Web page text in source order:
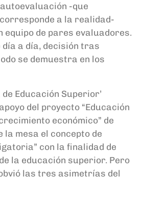
-que
a la realidad-
equipo de pares evaluadores.
día a día, decisión tras
se demuestra en los
Educación Superior’
del proyecto “Educación
económico” de
la mesa el concepto de
con la finalidad de
la educación superior. Pero
las tres asimetrías del